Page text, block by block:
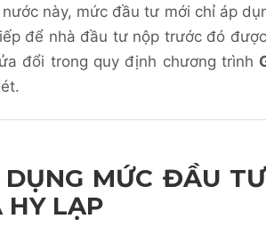
này, mức đầu tư mới chỉ áp
để nhà đầu tư nộp trước đó
đổi trong quy định chương trình
MỨC ĐẦU
HY LẠP